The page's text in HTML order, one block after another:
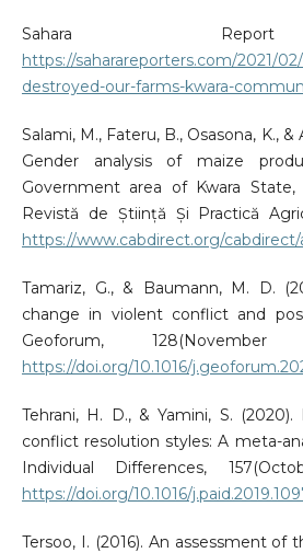
Sahara
https://saharareporters.com/2021/
destroyed-our-farms-‎kwara-
Salami, M., Fateru, B., Osasona, K.,
Gender analysis of maize
Government area of Kwara
Revistă de Știință Și Practică
https://www.cabdirect.org/cabdirect/
Tamariz, G., & Baumann, M. D.
change in violent conflict and
Geoforum, 128(November
https://doi.org/10.1016/
Tehrani, H. D., & Yamini, S.
conflict resolution styles: A meta-
Individual Differences,
https://doi.org/10.1016/
Tersoo, I. (2016). An assessment of